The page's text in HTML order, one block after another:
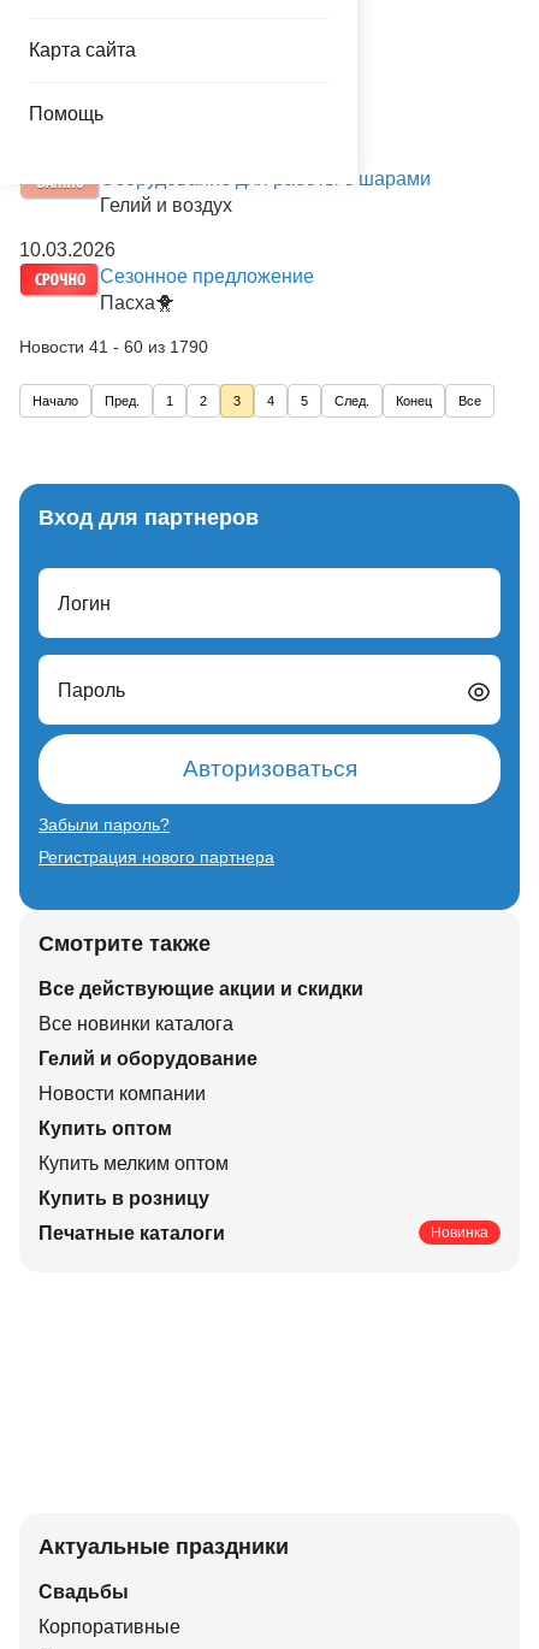
Карта сайта
Помощь
16.03.2026
Оборудование для работы с шарами
Гелий и воздух
10.03.2026
Сезонное предложение
Пасха🐥
Новости 41 - 60 из 1790
Начало Пред. 1 2 3 4 5 След. Конец Все
Вход для партнеров
Логин
Пароль
Авторизоваться
Забыли пароль?
Регистрация нового партнера
Смотрите также
Все действующие акции и скидки
Все новинки каталога
Гелий и оборудование
Новости компании
Купить оптом
Купить мелким оптом
Купить в розницу
Печатные каталоги
Новинка
Актуальные праздники
Свадьбы
Корпоративные